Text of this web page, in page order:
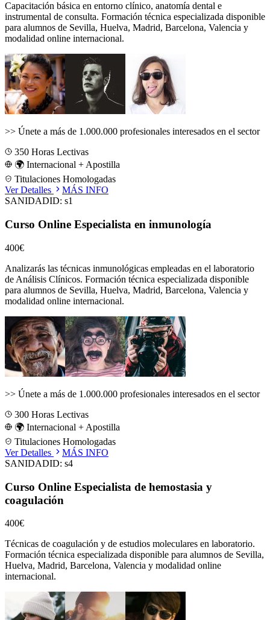
Capacitación básica en entorno clínico, anatomía dental e
instrumental de consulta. Formación técnica especializada disponible
para alumnos de Sevilla, Huelva, Madrid, Barcelona, Valencia y
modalidad online internacional.
>> Únete a más de 1.000.000 profesionales interesados en el sector
350 Horas Lectivas
🌍 Internacional + Apostilla
Titulaciones Homologadas
Ver Detalles
MÁS INFO
SANIDADID: s1
Curso Online Especialista en inmunología
400€
Analizarás las técnicas inmunológicas empleadas en el laboratorio
de Análisis Clínicos. Formación técnica especializada disponible
para alumnos de Sevilla, Huelva, Madrid, Barcelona, Valencia y
modalidad online internacional.
>> Únete a más de 1.000.000 profesionales interesados en el sector
300 Horas Lectivas
🌍 Internacional + Apostilla
Titulaciones Homologadas
Ver Detalles
MÁS INFO
SANIDADID: s4
Curso Online Especialista de hemostasia y
coagulación
400€
Técnicas de coagulación y de estudios moleculares en laboratorio.
Formación técnica especializada disponible para alumnos de Sevilla,
Huelva, Madrid, Barcelona, Valencia y modalidad online
internacional.